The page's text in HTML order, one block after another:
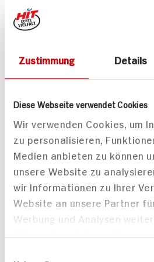
Zustimmung Details
Diese Webseite verwendet Cookies
Wir verwenden Cookies, um
zu personalisieren,
Medien anbieten zu können
unsere Website zu
wir Informationen zu Ihrer
Website an unsere Partner
Werbung und Analysen
führen diese Informationen
750ml Flasche
3x verfügbar